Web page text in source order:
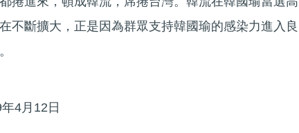
不斷擴大，正是因為群眾支持韓國瑜的感染力進入良
4月12日